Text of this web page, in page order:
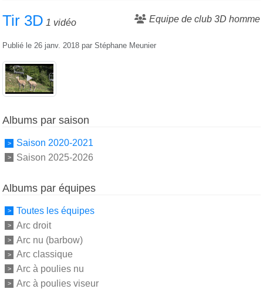
Tir 3D 1 vidéo Equipe de club 3D homme
Publié le 26 janv. 2018 par Stéphane Meunier
Albums par saison
Saison 2020-2021
Saison 2025-2026
Albums par équipes
Toutes les équipes
Arc droit
Arc nu (barbow)
Arc classique
Arc à poulies nu
Arc à poulies viseur